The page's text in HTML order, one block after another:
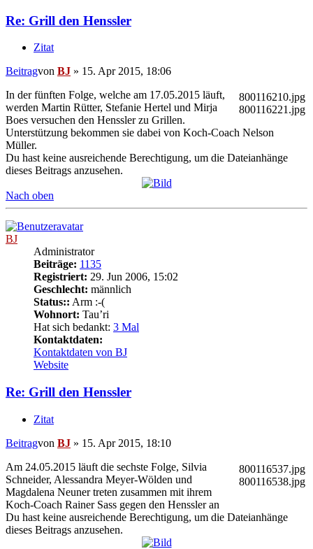
Re: Grill den Henssler
Zitat
Beitragvon BJ » 15. Apr 2015, 18:06
800116210.jpg
800116221.jpg
In der fünften Folge, welche am 17.05.2015 läuft,
werden Martin Rütter, Stefanie Hertel und Mirja
Boes versuchen den Henssler zu Grillen.
Unterstützung bekommen sie dabei von Koch-Coach Nelson
Müller.
Du hast keine ausreichende Berechtigung, um die Dateianhänge
dieses Beitrags anzusehen.
Nach oben
BJ
Administrator
Beiträge: 1135
Registriert: 29. Jun 2006, 15:02
Geschlecht: männlich
Status:: Arm :-(
Wohnort: Tau’ri
Hat sich bedankt: 3 Mal
Kontaktdaten:
Kontaktdaten von BJ
Website
Re: Grill den Henssler
Zitat
Beitragvon BJ » 15. Apr 2015, 18:10
800116537.jpg
800116538.jpg
Am 24.05.2015 läuft die sechste Folge, Silvia
Schneider, Alessandra Meyer-Wölden und
Magdalena Neuner treten zusammen mit ihrem
Koch-Coach Rainer Sass gegen den Henssler an
Du hast keine ausreichende Berechtigung, um die Dateianhänge
dieses Beitrags anzusehen.